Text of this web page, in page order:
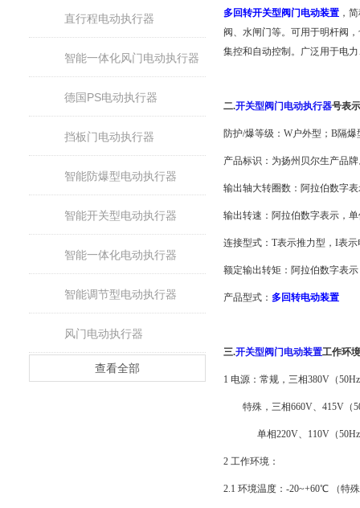
直行程电动执行器
智能一体化风门电动执行器
德国PS电动执行器
挡板门电动执行器
智能防爆型电动执行器
智能开关型电动执行器
智能一体化电动执行器
智能调节型电动执行器
风门电动执行器
查看全部
多回转开关型阀门电动装置，
阀、水闸门等。可用于明杆阀
集控和自动控制。广泛用于电
二.开关型阀门电动执行器号表
防护/爆等级：W户外型；B隔
产品标识：为扬州贝尔生产品
输出轴大转圈数：阿拉伯数字
输出转速：阿拉伯数字表示，
连接型式：T表示推力型，I表
额定输出转矩：阿拉伯数字表示
产品型式： 多回转电动装置
三.开关型阀门电动装置工作环
1 电源：常规，三相380V（
特殊，三相660V、415V（
单相220V、110V（50Hz
2 工作环境：
2.1 环境温度：-20~+60℃ （特